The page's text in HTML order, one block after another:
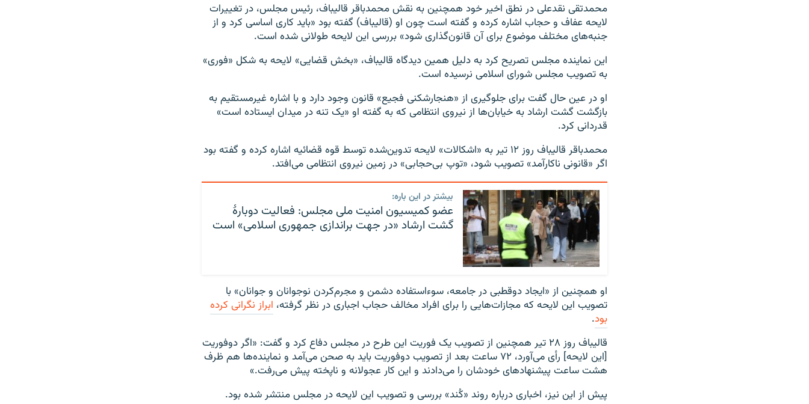
محمدتقی نقدعلی در نطق اخیر خود همچنین به نقش محمدباقر قالیباف، رئیس مجلس، در تغییرات
لایحه عفاف و حجاب اشاره کرده و گفته است چون او (قالیباف) گفته بود «باید کاری اساسی کرد و از
جنبه‌های مختلف موضوع برای آن قانون‌گذاری شود» بررسی این لایحه طولانی شده است.
این نماینده مجلس تصریح کرد به دلیل همین دیدگاه قالیباف، «بخش قضایی» لایحه به شکل «فوری»
به تصویب مجلس شورای اسلامی نرسیده است.
او در عین حال گفت برای جلوگیری از «هنجارشکنی فجیع» قانون وجود دارد و با اشاره غیرمستقیم به
بازگشت گشت ارشاد به خیابان‌ها از نیروی انتظامی که به گفته او «یک تنه در میدان ایستاده است»
قدردانی کرد.
محمدباقر قالیباف روز ۱۲ تیر به «اشکالات» لایحه تدوین‌شده توسط قوه قضائیه اشاره کرده و گفته بود
اگر «قانونی ناکارآمد» تصویب شود، «توپ بی‌حجابی» در زمین نیروی انتظامی می‌افتد.
بیشتر در این باره:
عضو کمیسیون امنیت ملی مجلس: فعالیت دوبارهٔ
گشت ارشاد «در جهت براندازی جمهوری اسلامی» است
او همچنین از «ایجاد دوقطبی در جامعه، سوءاستفاده دشمن و مجرم‌کردن نوجوانان و جوانان» با
تصویب این لایحه که مجازات‌هایی را برای افراد مخالف حجاب اجباری در نظر گرفته، ابراز نگرانی کرده
بود.
قالیباف روز ۲۸ تیر همچنین از تصویب یک فوریت این طرح در مجلس دفاع کرد و گفت: «اگر دوفوریت
[این لایحه] رأی می‌آورد، ۷۲ ساعت بعد از تصویب دوفوریت باید به صحن می‌آمد و نماینده‌ها هم ظرف
هشت ساعت پیشنهادهای خودشان را می‌دادند و این کار عجولانه و ناپخته پیش می‌رفت.»
پیش از این نیز، اخباری درباره روند «کُند» بررسی و تصویب این لایحه در مجلس منتشر شده بود.